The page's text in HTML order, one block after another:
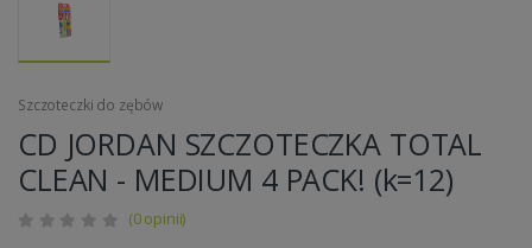
Szczoteczki do zębów
CD JORDAN SZCZOTECZKA TOTAL
CLEAN - MEDIUM 4 PACK! (k=12)
(0 opinii)